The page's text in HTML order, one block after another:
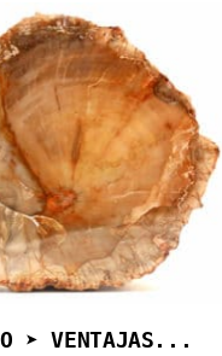
➤ VENTAJAS...